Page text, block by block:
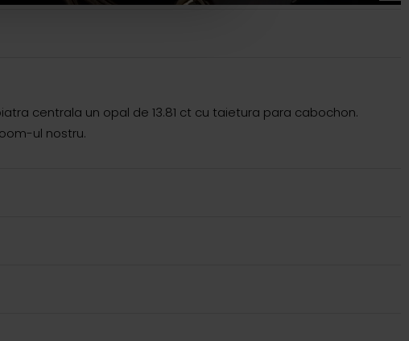
centrala un opal de 13.81 ct cu taietura para cabochon.
ul nostru.